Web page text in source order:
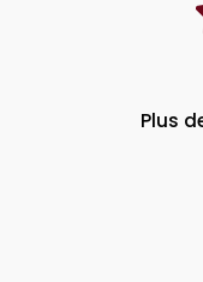
Plus